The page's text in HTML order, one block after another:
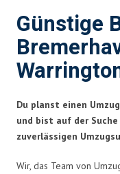
Günstige
Du planst einen
und bist auf der
zuverlässigen
Wir, das Team von